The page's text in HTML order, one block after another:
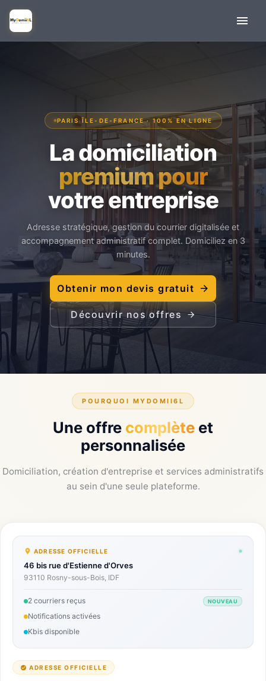
PARIS ÎLE-DE-FRANCE · 100% EN LIGNE
La domiciliation
premium pour
votre entreprise
Adresse stratégique, gestion du courrier digitalisée et
accompagnement administratif complet. Domiciliez en 3
minutes.
Obtenir mon devis gratuit
Découvrir nos offres
POURQUOI MYDOMII6L
Une offre complète et
personnalisée
Domiciliation, création d'entreprise et services administratifs
au sein d'une seule plateforme.
ADRESSE OFFICIELLE
46 bis rue d'Estienne d'Orves
93110 Rosny-sous-Bois, IDF
2 courriers reçus NOUVEAU
Notifications activées
Kbis disponible
ADRESSE OFFICIELLE